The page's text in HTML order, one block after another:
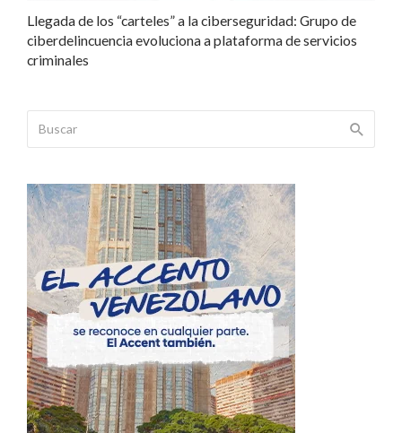
Llegada de los “carteles” a la ciberseguridad: Grupo de
ciberdelincuencia evoluciona a plataforma de servicios
criminales